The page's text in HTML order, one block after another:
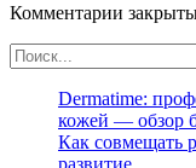
Комментарии
Dermatime:
кожей — обзор
Как совмещать
развитие